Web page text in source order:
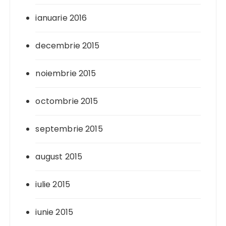
ianuarie 2016
decembrie 2015
noiembrie 2015
octombrie 2015
septembrie 2015
august 2015
iulie 2015
iunie 2015